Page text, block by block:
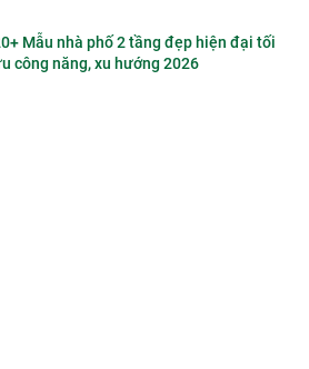
Mẫu nhà phố 2 tầng đẹp hiện đại tối
công năng, xu hướng 2026